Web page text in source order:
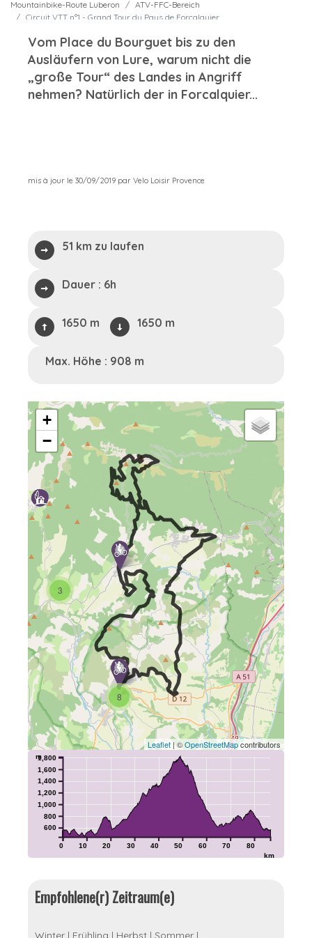
Mountainbike-Route Luberon
ATV-FFC-Bereich
Circuit VTT n°1 - Grand Tour du Pays de Forcalquier
Vom Place du Bourguet bis zu den
Ausläufern von Lure, warum nicht die
„große Tour“ des Landes in Angriff
nehmen? Natürlich der in Forcalquier...
mis à jour le 30/09/2019 par Velo Loisir Provence
51 km zu laufen
Dauer : 6h
1650 m 1650 m
Max. Höhe : 908 m
3
8
+
−
Leaflet | ©OpenStreetMapcontributors
0 10 20 30 40 50 60 70 80
km
600
800
1,000
1,200
1,400
1,600
1,800
m
Empfohlene(r) Zeitraum(e)
Winter | Frühling | Herbst | Sommer |